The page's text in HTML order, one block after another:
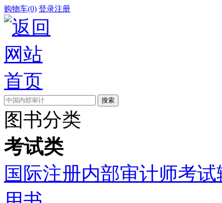
购物车(0) 登录注册
图书分类
考试类
国际注册内部审计师考